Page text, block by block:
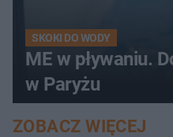
SKOKI DO WODY
ME w pływaniu.
w Paryżu
ZOBACZ WIĘCEJ